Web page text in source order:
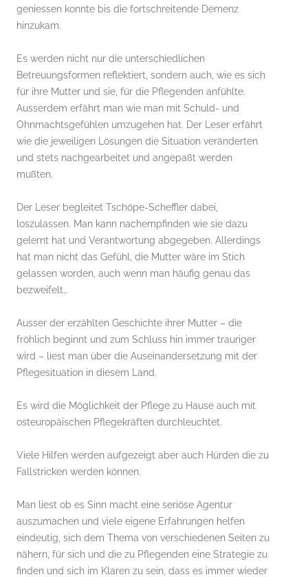
geniessen konnte bis die fortschreitende Demenz
hinzukam.
Es werden nicht nur die unterschiedlichen
Betreuungsformen reflektiert, sondern auch, wie es sich
für ihre Mutter und sie, für die Pflegenden anfühlte.
Ausserdem erfährt man wie man mit Schuld- und
Ohnmachtsgefühlen umzugehen hat. Der Leser erfährt
wie die jeweiligen Lösungen die Situation veränderten
und stets nachgearbeitet und angepaßt werden
mußten.
Der Leser begleitet Tschöpe-Scheffler dabei,
loszulassen. Man kann nachempfinden wie sie dazu
gelernt hat und Verantwortung abgegeben. Allerdings
hat man nicht das Gefühl, die Mutter wäre im Stich
gelassen worden, auch wenn man häufig genau das
bezweifelt…
Ausser der erzählten Geschichte ihrer Mutter – die
fröhlich beginnt und zum Schluss hin immer trauriger
wird – liest man über die Auseinandersetzung mit der
Pflegesituation in diesem Land.
Es wird die Möglichkeit der Pflege zu Hause auch mit
osteuropäischen Pflegekräften durchleuchtet.
Viele Hilfen werden aufgezeigt aber auch Hürden die zu
Fallstricken werden können.
Man liest ob es Sinn macht eine seriöse Agentur
auszumachen und viele eigene Erfahrungen helfen
eindeutig, sich dem Thema von verschiedenen Seiten zu
nähern, für sich und die zu Pflegenden eine Strategie zu
finden und sich im Klaren zu sein, dass es immer wieder